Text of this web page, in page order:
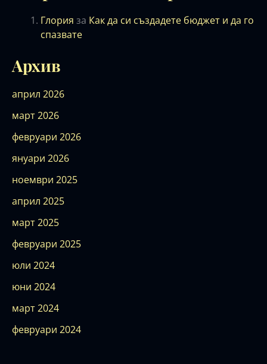
Глория за Как да си създадете бюджет и да го
спазвате
Архив
април 2026
март 2026
февруари 2026
януари 2026
ноември 2025
април 2025
март 2025
февруари 2025
юли 2024
юни 2024
март 2024
февруари 2024